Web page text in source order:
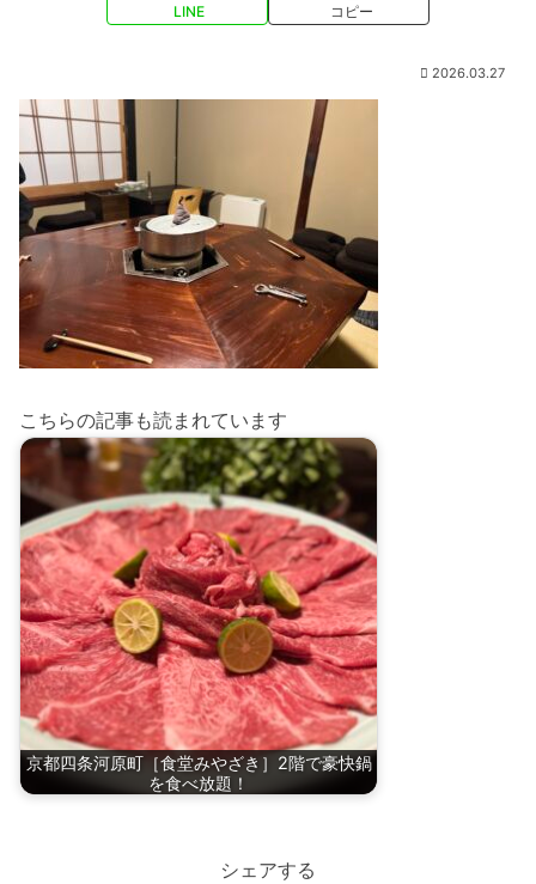
LINE コピー
2026.03.27
こちらの記事も読まれています
京都四条河原町［食堂みやざき］2階で豪快鍋
を食べ放題！
シェアする